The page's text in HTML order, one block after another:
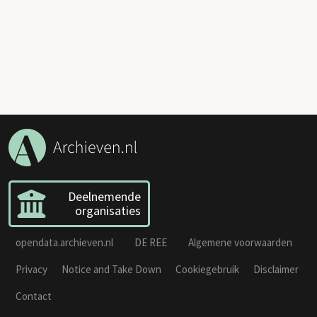
Deelnemende
organisaties
opendata.archieven.nl DE REE
Algemene voorwaarden
Privacy
Notice and Take Down Cookiegebruik
Disclaimer
Contact